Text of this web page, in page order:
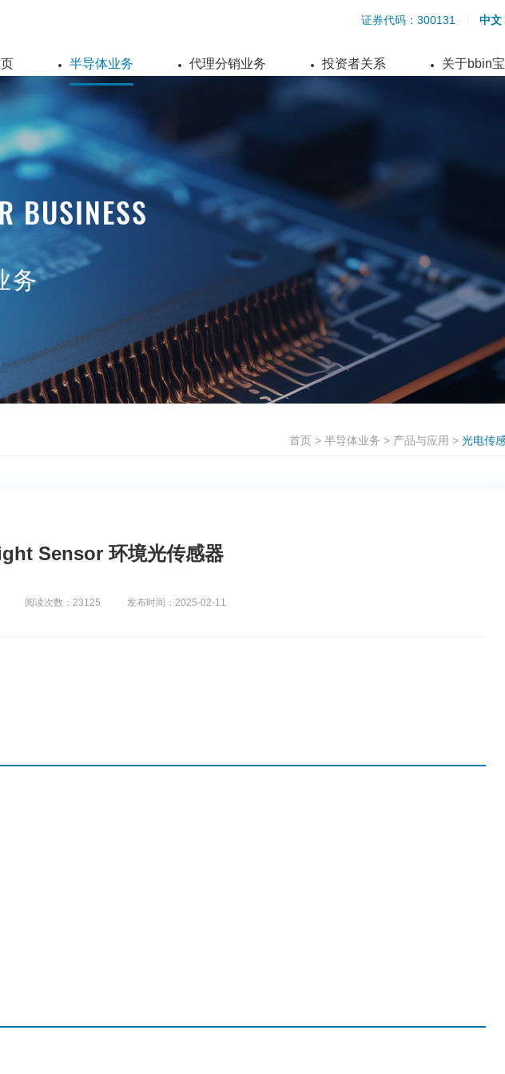
中文
证券代码：300131
半导体业务 代理分销业务 投资者关系 关于bbin
BUSINESS
务
首页 > 半导体业务 > 产品与应用 > 光电传
Sensor 环境光传感器
阅读次数：23125 发布时间：2025-02-11